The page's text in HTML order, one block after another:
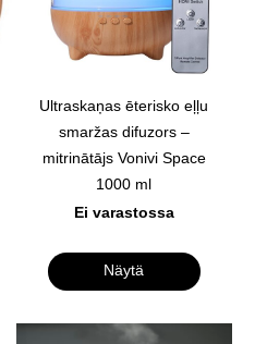
Ultraskaņas ēterisko eļļu
smaržas difuzors –
mitrinātājs Vonivi Space
1000 ml
Ei varastossa
Näytä